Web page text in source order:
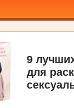
9
для